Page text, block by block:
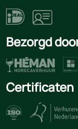
Bezorgd
Certificaten